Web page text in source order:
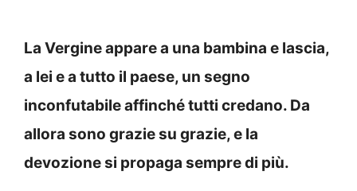
La Vergine appare a una bambina e lascia,
a lei e a tutto il paese, un segno
inconfutabile affinché tutti credano. Da
allora sono grazie su grazie, e la
devozione si propaga sempre di più.